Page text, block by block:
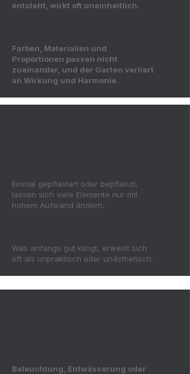
entsteht, wirkt oft uneinheitlich.
Farben, Materialien und
Proportionen passen nicht
zueinander, und der Garten verliert
an Wirkung und Harmonie.
Einmal gepflastert oder bepflanzt,
lassen sich viele Elemente nur mit
hohem Aufwand ändern.
Was anfangs gut klingt, erweist sich
oft als unpraktisch oder unästhetisch.
Beleuchtung, Entwässerung oder